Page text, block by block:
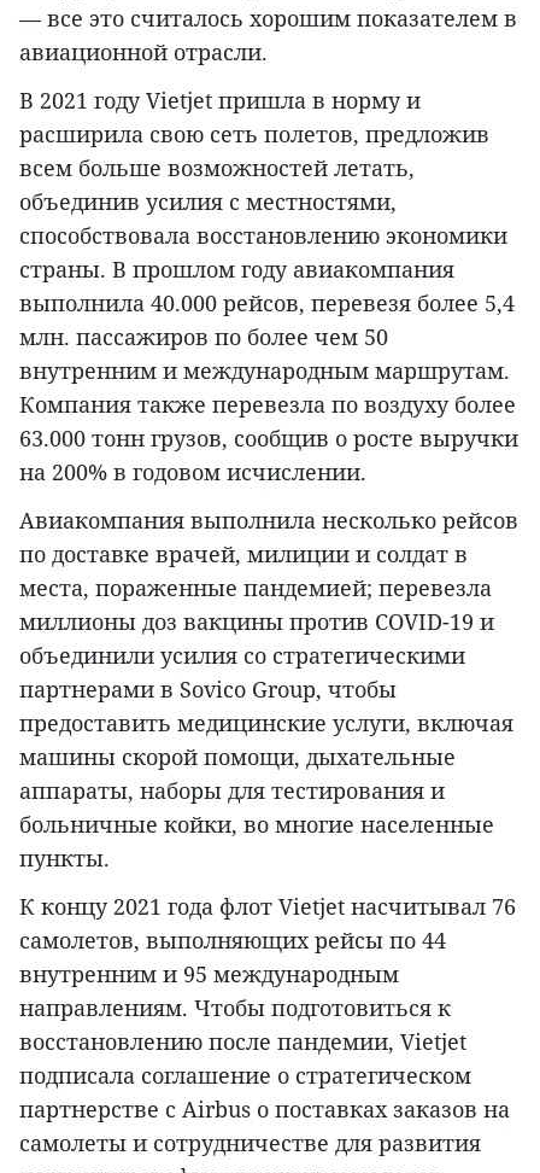
— все это считалось хорошим показателем в
авиационной отрасли.
В 2021 году Vietjet пришла в норму и
расширила свою сеть полетов, предложив
всем больше возможностей летать,
объединив усилия с местностями,
способствовала восстановлению экономики
страны. В прошлом году авиакомпания
выполнила 40.000 рейсов, перевезя более 5,4
млн. пассажиров по более чем 50
внутренним и международным маршрутам.
Компания также перевезла по воздуху более
63.000 тонн грузов, сообщив о росте выручки
на 200% в годовом исчислении.
Авиакомпания выполнила несколько рейсов
по доставке врачей, милиции и солдат в
места, пораженные пандемией; перевезла
миллионы доз вакцины против COVID-19 и
объединили усилия со стратегическими
партнерами в Sovico Group, чтобы
предоставить медицинские услуги, включая
машины скорой помощи, дыхательные
аппараты, наборы для тестирования и
больничные койки, во многие населенные
пункты.
К концу 2021 года флот Vietjet насчитывал 76
самолетов, выполняющих рейсы по 44
внутренним и 95 международным
направлениям. Чтобы подготовиться к
восстановлению после пандемии, Vietjet
подписала соглашение о стратегическом
партнерстве с Airbus о поставках заказов на
самолеты и сотрудничестве для развития